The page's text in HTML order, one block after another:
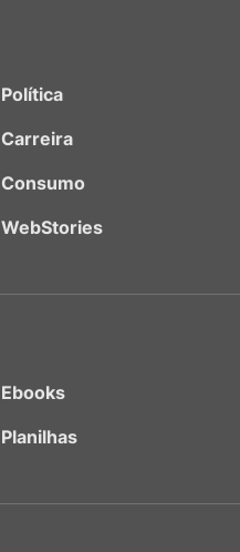
Política
Carreira
Consumo
WebStories
Ebooks
Planilhas